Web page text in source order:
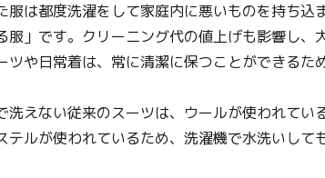
は都度洗濯をして家庭内に悪いものを持ち込
」です。クリーニング代の値上げも影響し、
や日常着は、常に清潔に保つことができるた
えない従来のスーツは、ウールが使われてい
ルが使われているため、洗濯機で水洗いして